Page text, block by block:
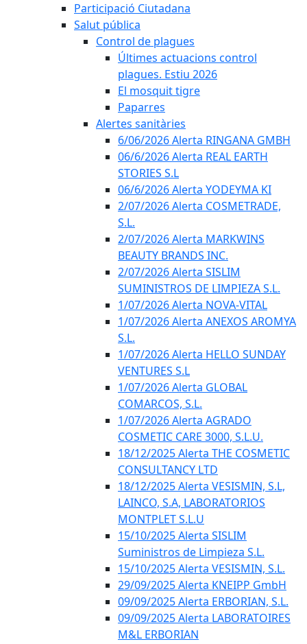
Participació Ciutadana
Salut pública
Control de plagues
Últimes actuacions control
plagues. Estiu 2026
El mosquit tigre
Paparres
Alertes sanitàries
6/06/2026 Alerta RINGANA GMBH
06/6/2026 Alerta REAL EARTH
STORIES S.L
06/6/2026 Alerta YODEYMA KI
2/07/2026 Alerta COSMETRADE,
S.L.
2/07/2026 Alerta MARKWINS
BEAUTY BRANDS INC.
2/07/2026 Alerta SISLIM
SUMINISTROS DE LIMPIEZA S.L.
1/07/2026 Alerta NOVA-VITAL
1/07/2026 Alerta ANEXOS AROMYA
S.L.
1/07/2026 Alerta HELLO SUNDAY
VENTURES S.L
1/07/2026 Alerta GLOBAL
COMARCOS, S.L.
1/07/2026 Alerta AGRADO
COSMETIC CARE 3000, S.L.U.
18/12/2025 Alerta THE COSMETIC
CONSULTANCY LTD
18/12/2025 Alerta VESISMIN, S.L,
LAINCO, S.A, LABORATORIOS
MONTPLET S.L.U
15/10/2025 Alerta SISLIM
Suministros de Limpieza S.L.
15/10/2025 Alerta VESISMIN, S.L.
29/09/2025 Alerta KNEIPP GmbH
09/09/2025 Alerta ERBORIAN, S.L.
09/09/2025 Alerta LABORATOIRES
M&L ERBORIAN